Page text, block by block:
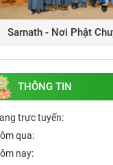
Sarnath - Nơi Phật
THÔNG TIN
trực tuyến:
qua:
nay: